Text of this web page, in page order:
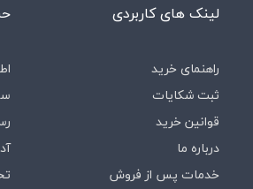
لینک های کاربردی
راهنمای خرید
ثبت شکایات
قوانین خرید
درباره‌ ما
خدمات پس از فروش